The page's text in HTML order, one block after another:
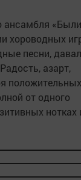
ансамбля
хороводных
песни,
азарт,
положительных
от одного
нотках